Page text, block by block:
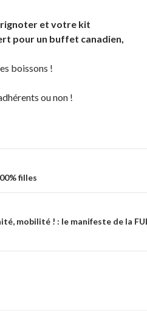
et votre kit
pour un buffet canadien,
boissons !
ou non !
filles
mobilité ! : le manifeste de la